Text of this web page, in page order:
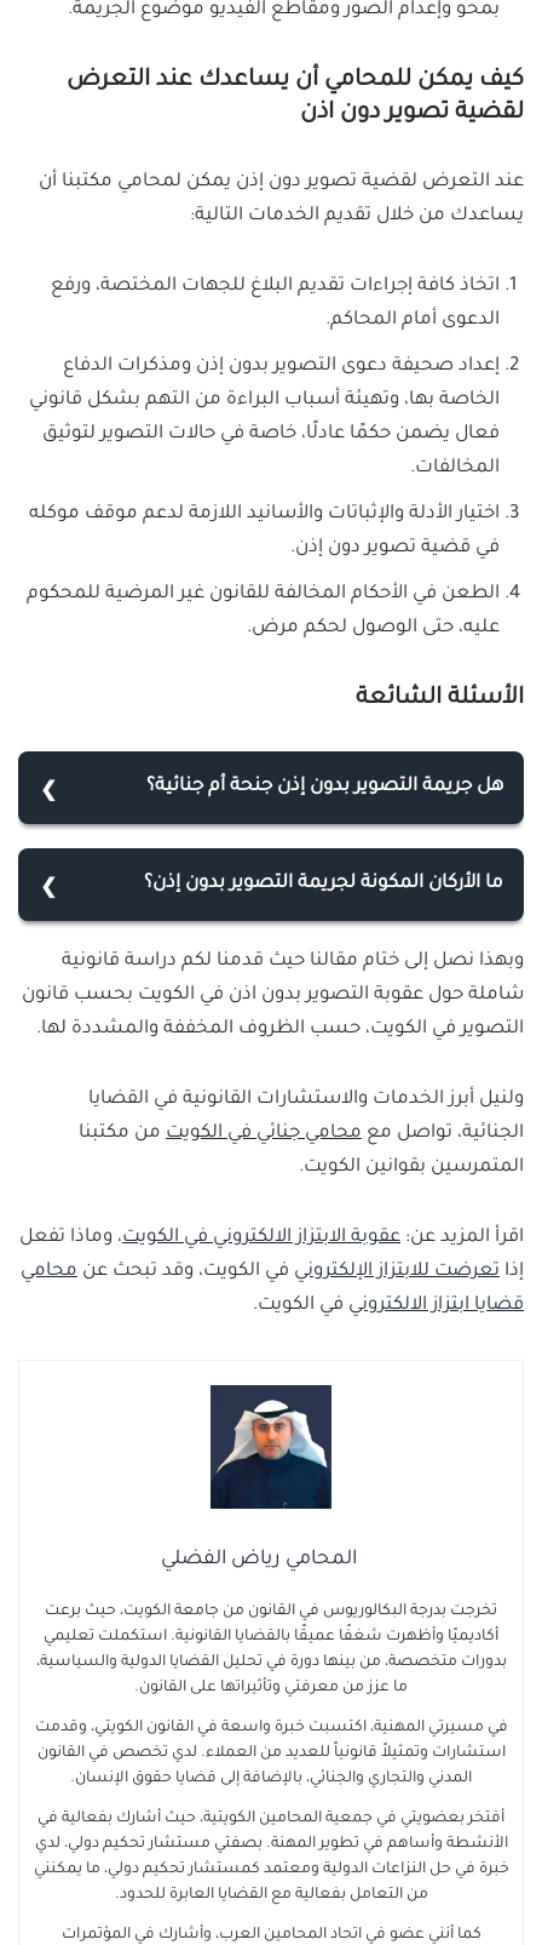
بمحو وإعدام الصور ومقاطع الفيديو موضوع الجريمة.
كيف يمكن للمحامي أن يساعدك عند التعرض
لقضية تصوير دون اذن
عند التعرض لقضية تصوير دون إذن يمكن لمحامي مكتبنا أن
يساعدك من خلال تقديم الخدمات التالية:
اتخاذ كافة إجراءات تقديم البلاغ للجهات المختصة، ورفع
الدعوى أمام المحاكم.
إعداد صحيفة دعوى التصوير بدون إذن ومذكرات الدفاع
الخاصة بها، وتهيئة أسباب البراءة من التهم بشكل قانوني
فعال يضمن حكمًا عادلًا، خاصة في حالات التصوير لتوثيق
المخالفات.
اختيار الأدلة والإثباتات والأسانيد اللازمة لدعم موقف موكله
في قضية تصوير دون إذن.
الطعن في الأحكام المخالفة للقانون غير المرضية للمحكوم
عليه، حتى الوصول لحكم مرض.
الأسئلة الشائعة
هل جريمة التصوير بدون إذن جنحة أم جنائية؟
تتعدى الثلاث سنوات، تصبح جناية وعقوبتها تتجاوز
تم نشر وفضح الصور موضوع الجريمة.
ما الأركان المكونة لجريمة التصوير بدون إذن؟
1- المادي: هو كل فعل تصوير صورة أو فيديو بأية وسيلة
تكنولوجيا، سواء نشرها وشهر بها للإساءة لصاحبها أو لا.
2- المعنوي: جريمة التصوير بدون إذن جريمة عمدية،
ورضا الشخص المجني عليه.
وبهذا نصل إلى ختام مقالنا حيث قدمنا لكم دراسة قانونية
شاملة حول عقوبة التصوير بدون اذن في الكويت بحسب قانون
التصوير في الكويت، حسب الظروف المخففة والمشددة لها.
ولنيل أبرز الخدمات والاستشارات القانونية في القضايا
الجنائية، تواصل مع محامي جنائي في الكويت من مكتبنا
المتمرسين بقوانين الكويت.
اقرأ المزيد عن: عقوبة الابتزاز الالكتروني في الكويت، وماذا تفعل
إذا تعرضت للابتزاز الإلكتروني في الكويت، وقد تبحث عن محامي
قضايا ابتزاز الالكتروني في الكويت.
المحامي رياض الفضلي
تخرجت بدرجة البكالوريوس في القانون من جامعة الكويت، حيث برعت
أكاديميًا وأظهرت شغفًا عميقًا بالقضايا القانونية. استكملت تعليمي
بدورات متخصصة، من بينها دورة في تحليل القضايا الدولية والسياسية،
ما عزز من معرفتي وتأثيراتها على القانون.
في مسيرتي المهنية، اكتسبت خبرة واسعة في القانون الكويتي، وقدمت
استشارات وتمثيلاً قانونياً للعديد من العملاء. لدي تخصص في القانون
المدني والتجاري والجنائي، بالإضافة إلى قضايا حقوق الإنسان.
أفتخر بعضويتي في جمعية المحامين الكويتية، حيث أشارك بفعالية في
الأنشطة وأساهم في تطوير المهنة. بصفتي مستشار تحكيم دولي، لدي
خبرة في حل النزاعات الدولية ومعتمد كمستشار تحكيم دولي، ما يمكنني
من التعامل بفعالية مع القضايا العابرة للحدود.
كما أنني عضو في اتحاد المحامين العرب، وأشارك في المؤتمرات